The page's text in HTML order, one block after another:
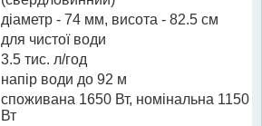
діаметр - 74 мм, висота - 82.5 см
для чистої води
3.5 тис. л/год
напір води до 92 м
споживана 1650 Вт, номінальна 1150
Вт